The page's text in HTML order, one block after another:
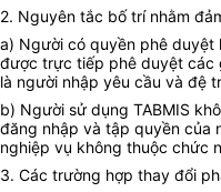
2. Nguyên tắc bố trí nhằm
a) Người có quyền phê
được trực tiếp phê duyệt các
là người nhập yêu cầu và đệ
b) Người sử dụng TABMIS
đăng nhập và tập quyền của
nghiệp vụ không thuộc chức
3. Các trường hợp thay đổi